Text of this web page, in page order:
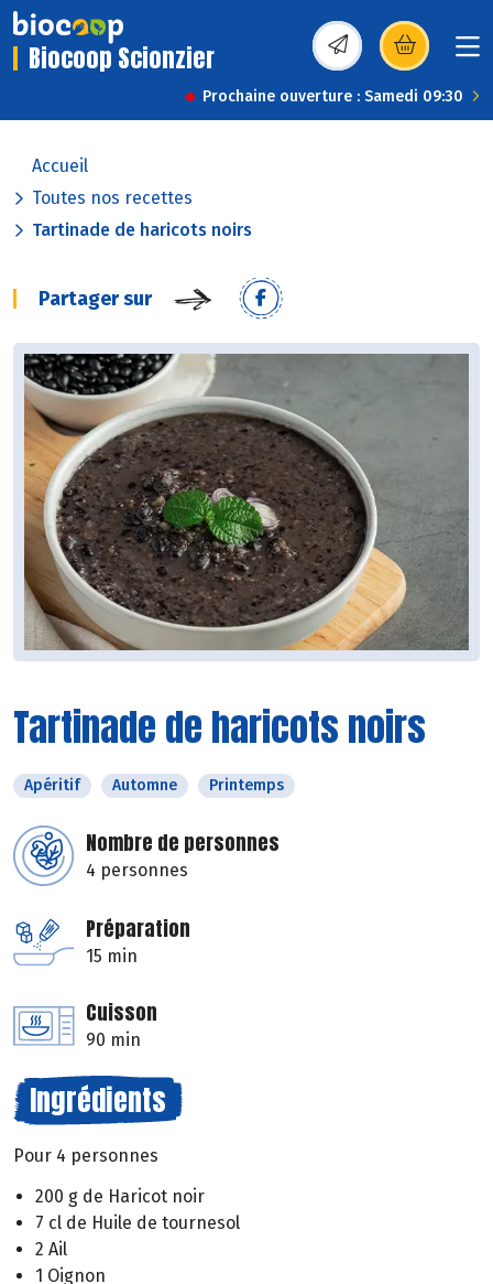
Biocoop Scionzier (s’ouvre dans une
Prochaine ouverture : Samedi 09:30
Accueil
Toutes nos recettes
Tartinade de haricots noirs
Partager sur
Tartinade de haricots noirs
Apéritif Automne Printemps
Nombre de personnes
4 personnes
Préparation
15 min
Cuisson
90 min
Ingrédients
Pour 4 personnes
200 g de Haricot noir
7 cl de Huile de tournesol
2 Ail
1 Oignon